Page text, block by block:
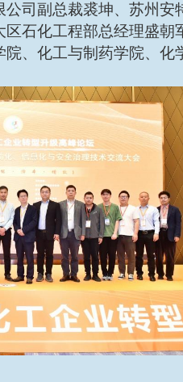
司副总裁裘坤、苏州安
石化工程部总经理盛朝
、化工与制药学院、化